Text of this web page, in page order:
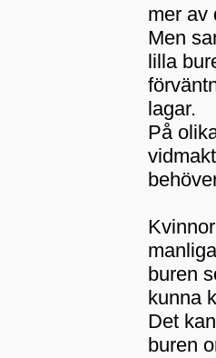
mer av
Men
lilla
lagar.
På
buren
kunna
Det
buren